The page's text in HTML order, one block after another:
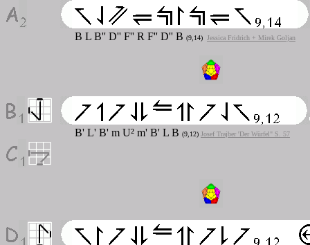
B L B'' D'' F'' R F'' D'' B (9,14) Jessica Fridrich + Mirek Goljan
B' L' B' m U² m' B' L B (9,12) Josef Trajber 'Der Würfel" S. 57